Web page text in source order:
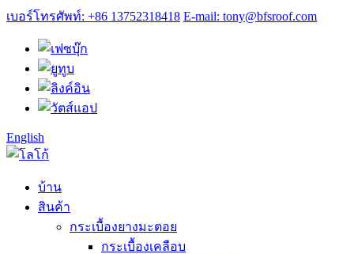
เบอร์โทรศัพท์: +86 13752318418 E-mail: tony@bfsroof.com
English
บ้าน
สินค้า
กระเบื้องยางมะตอย
กระเบื้องเคลือบ